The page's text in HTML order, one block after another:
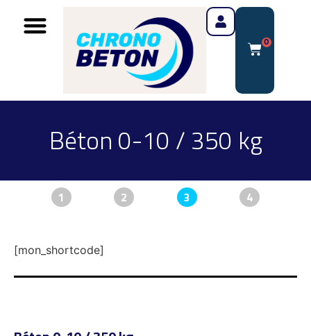
0
Béton 0-10 / 350 kg
1 2 3 4
[mon_shortcode]